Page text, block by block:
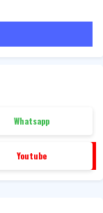
Whatsapp
Youtube